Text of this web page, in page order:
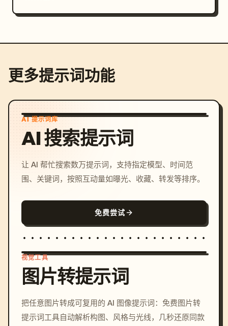
更多提示词功能
AI 提示词库
AI 搜索提示词
让 AI 帮忙搜索数万提示词，支持指定模型、时间范
围、关键词，按照互动量如曝光、收藏、转发等排序。
免费尝试
c, cyberpunk sunset, neon
colors, 8k --v 6.0
视觉工具
图片转提示词
把任意图片转成可复用的 AI 图像提示词：免费图片转
提示词工具自动解析构图、风格与光线，几秒还原同款